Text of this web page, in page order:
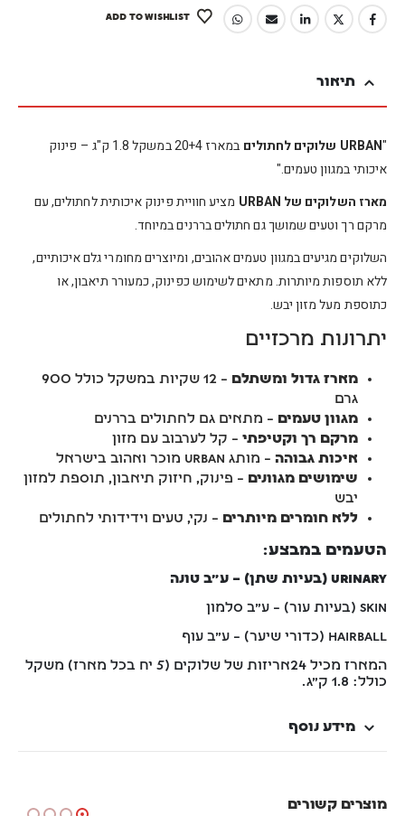
ADD TO WISHLIST
תיאור
"URBAN שלוקים לחתולים
במארז 20+4 במשקל 1.8 ק"ג – פינוק
איכותי במגוון טעמים."
מארז השלוקים של URBAN
מציע חוויית פינוק איכותית לחתולים, עם
מרקם רך וטעים שמושך גם חתולים בררנים במיוחד.
השלוקים מגיעים במגוון טעמים אהובים, ומיוצרים מחומרי גלם איכותיים,
ללא תוספות מיותרות. מתאים לשימוש כפינוק, כמעורר תיאבון, או
כתוספת מעל מזון יבש.
יתרונות מרכזיים
מארז גדול ומשתלם
– 12 שקיות במשקל כולל 900
גרם
מגוון טעמים – מתאים גם לחתולים בררנים
מרקם רך וקטיפתי – קל לערבוב עם מזון
איכות גבוהה – מותג URBAN מוכר ואהוב בישראל
שימושים מגוונים – פינוק, חיזוק תיאבון, תוספת למזון
יבש
ללא חומרים מיותרים – נקי, טעים וידידותי לחתולים
הטעמים במבצע:
URINARY (בעיות שתן) – ע"ב טונה
SKIN (בעיות עור) – ע"ב סלמון
HAIRBALL (כדורי שיער) – ע"ב עוף
המארז מכיל 24אריזות של שלוקים (5 יח בכל מארז) משקל
כולל: 1.8 ק"ג.
מידע נוסף
מוצרים קשורים